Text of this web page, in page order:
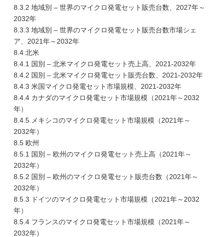
8.3.2 地域別 – 世界のマイクロ発電セット販売台数、2027年～
2032年
8.3.3 地域別 – 世界のマイクロ発電セット販売台数市場シェ
ア、2021年～2032年
8.4 北米
8.4.1 国別 – 北米マイクロ発電セット売上高、2021-2032年
8.4.2 国別 – 北米マイクロ発電セット販売台数、2021-2032年
8.4.3 米国マイクロ発電セット市場規模、2021-2032年
8.4.4 カナダのマイクロ発電セット市場規模（2021年～2032
年）
8.4.5 メキシコのマイクロ発電セット市場規模（2021年～
2032年）
8.5 欧州
8.5.1 国別 – 欧州のマイクロ発電セット売上高（2021年～
2032年）
8.5.2 国別 – 欧州のマイクロ発電セット販売台数（2021年～
2032年）
8.5.3 ドイツのマイクロ発電セット市場規模（2021年～2032
年）
8.5.4 フランスのマイクロ発電セット市場規模（2021年～
2032年）